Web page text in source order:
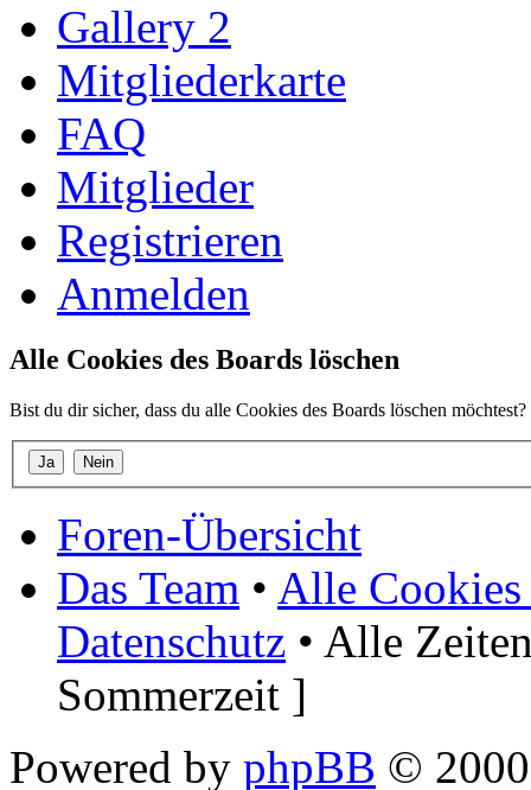
Gallery 2
Mitgliederkarte
FAQ
Mitglieder
Registrieren
Anmelden
Alle Cookies des Boards löschen
Bist du dir sicher, dass du alle Cookies des Boards löschen möchtest?
Foren-Übersicht
Das Team • Alle Cookies
Datenschutz • Alle
Sommerzeit ]
Powered by phpBB ©